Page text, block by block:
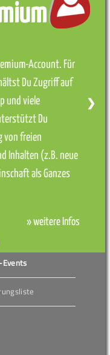
Account. Für
Du Zugriff auf
und viele
Du
von freien
Inhalten (z.B. neue
als Ganzes
» weitere Infos
❯
Events